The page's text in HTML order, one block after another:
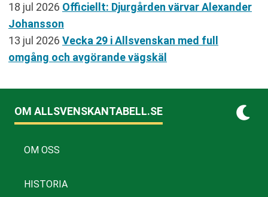
18 jul 2026 Officiellt: Djurgården värvar Alexander
Johansson
13 jul 2026 Vecka 29 i Allsvenskan med full
omgång och avgörande vägskäl
OM ALLSVENSKANTABELL.SE
OM OSS
HISTORIA